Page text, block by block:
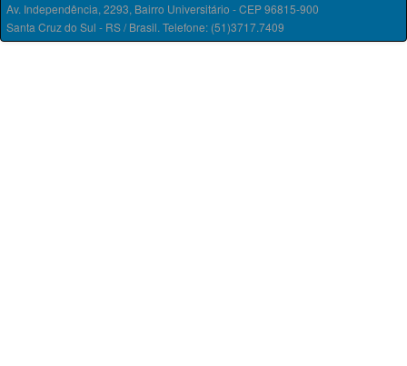
Av. Independência, 2293, Bairro Universitário - CEP 96815-900
Santa Cruz do Sul - RS / Brasil. Telefone: (51)3717.7409